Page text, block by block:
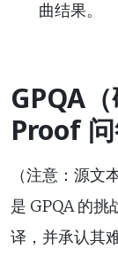
曲结果。
GPQA
Proof 问
（注意：源
是 GPQA 的挑
译，并承认其